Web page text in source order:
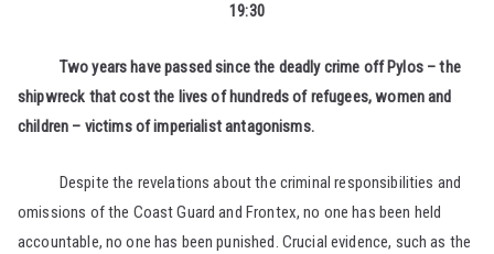
19:30
Two years have passed since the deadly crime off Pylos – the
shipwreck that cost the lives of hundreds of refugees, women and
children – victims of imperialist antagonisms.
Despite the revelations about the criminal responsibilities and
omissions of the Coast Guard and Frontex, no one has been held
accountable, no one has been punished. Crucial evidence, such as the